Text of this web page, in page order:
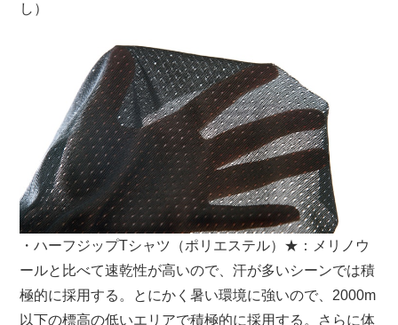
し）
・ハーフジップTシャツ（ポリエステル）★：メリノウ
ールと比べて速乾性が高いので、汗が多いシーンでは積
極的に採用する。とにかく暑い環境に強いので、2000m
以下の標高の低いエリアで積極的に採用する。さらに体